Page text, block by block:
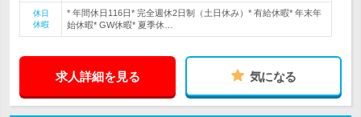
休日
休暇
* 年間休日116日* 完全週休2日制（土日休み）* 有給休暇* 年末年
始休暇* GW休暇* 夏季休…
求人詳細を見る 気になる